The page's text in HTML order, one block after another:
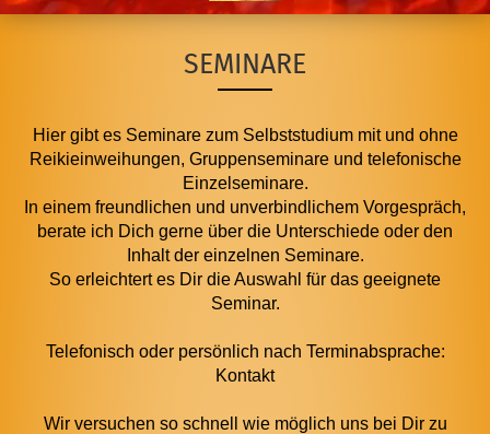
SEMINARE
Hier gibt es Seminare zum Selbststudium mit und ohne
Reikieinweihungen, Gruppenseminare und telefonische
Einzelseminare.
In einem freundlichen und unverbindlichem Vorgespräch,
berate ich Dich gerne über die Unterschiede oder den
Inhalt der einzelnen Seminare.
So erleichtert es Dir die Auswahl für das geeignete
Seminar.
Telefonisch oder persönlich nach Terminabsprache:
Kontakt
Wir versuchen so schnell wie möglich uns bei Dir zu